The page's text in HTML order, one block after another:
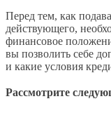
Перед тем, как
действующего,
финансовое
вы позволить себе
и какие условия
Рассмотрите